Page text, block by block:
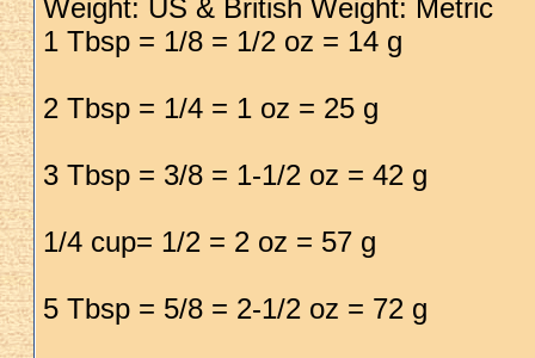
Weight: US & British Weight: Metric
1 Tbsp = 1/8 = 1/2 oz = 14 g
2 Tbsp = 1/4 = 1 oz = 25 g
3 Tbsp = 3/8 = 1-1/2 oz = 42 g
1/4 cup= 1/2 = 2 oz = 57 g
5 Tbsp = 5/8 = 2-1/2 oz = 72 g